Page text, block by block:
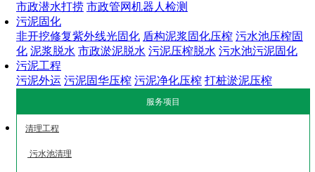
市政潜水打捞 市政管网机器人检测
污泥固化
非开挖修复紫外线光固化 盾构泥浆固化压榨 污水池压榨固
化 泥浆脱水 市政淤泥脱水 污泥压榨脱水 污水池污泥固化
污泥工程
污泥外运 污泥固华压榨 污泥净化压榨 打桩淤泥压榨
服务项目
清理工程
污水池清理